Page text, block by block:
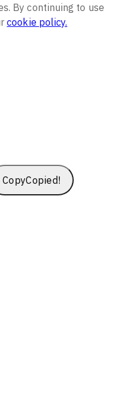
By continuing to use
cookie policy.
CopyCopied!